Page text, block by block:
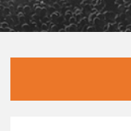
防伪查询